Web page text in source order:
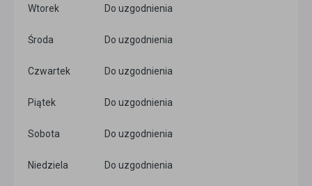
Wtorek Do uzgodnienia
Środa Do uzgodnienia
Czwartek Do uzgodnienia
Piątek Do uzgodnienia
Sobota Do uzgodnienia
Niedziela Do uzgodnienia